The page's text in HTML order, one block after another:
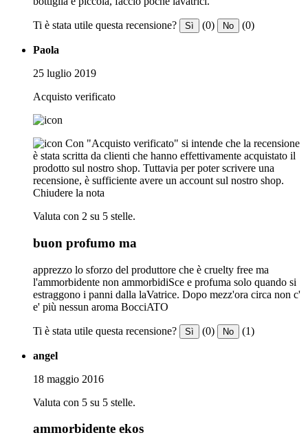
Ti è stata utile questa recensione? Sì (0) No (0)
Paola
25 luglio 2019
Acquisto verificato
Con "Acquisto verificato" si intende che la recensione
è stata scritta da clienti che hanno effettivamente acquistato il
prodotto sul nostro shop. Tuttavia per poter scrivere una
recensione, è sufficiente avere un account sul nostro shop.
Chiudere la nota
Valuta con 2 su 5 stelle.
buon profumo ma
apprezzo lo sforzo del produttore che è cruelty free ma
l'ammorbidente non ammorbidiSce e profuma solo quando si
estraggono i panni dalla laVatrice. Dopo mezz'ora circa non c'
e' più nessun aroma BocciATO
Ti è stata utile questa recensione? Sì (0) No (1)
angel
18 maggio 2016
Valuta con 5 su 5 stelle.
ammorbidente ekos